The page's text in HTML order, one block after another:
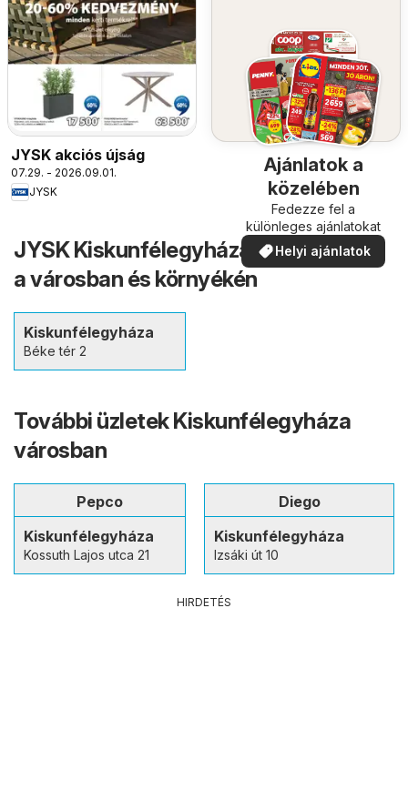
JYSK akciós újság
07.29. - 2026.09.01.
JYSK
Ajánlatok a
közelében
Fedezze fel a
különleges ajánlatokat
Helyi ajánlatok
JYSK Kiskunfélegyháza – Üzletek
a városban és környékén
Kiskunfélegyháza
Béke tér 2
További üzletek Kiskunfélegyháza
városban
Pepco
Kiskunfélegyháza
Kossuth Lajos utca 21
Diego
Kiskunfélegyháza
Izsáki út 10
HIRDETÉS